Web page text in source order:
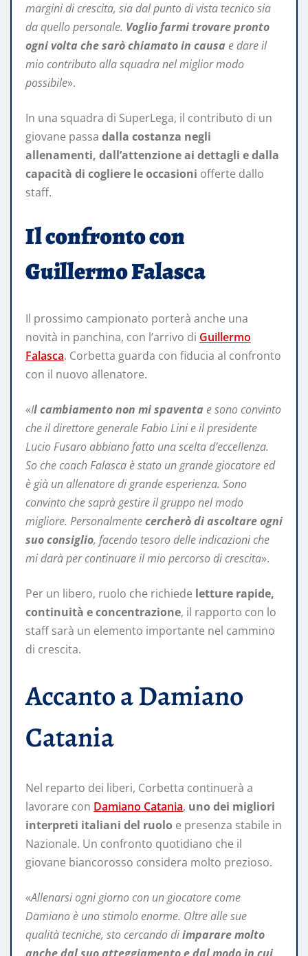
margini di crescita, sia dal punto di vista tecnico sia
da quello personale. Voglio farmi trovare pronto
ogni volta che sarò chiamato in causa e dare il
mio contributo alla squadra nel miglior modo
possibile».
In una squadra di SuperLega, il contributo di un
giovane passa dalla costanza negli
allenamenti, dall’attenzione ai dettagli e dalla
capacità di cogliere le occasioni offerte dallo
staff.
Il confronto con
Guillermo Falasca
Il prossimo campionato porterà anche una
novità in panchina, con l’arrivo di Guillermo
Falasca. Corbetta guarda con fiducia al confronto
con il nuovo allenatore.
«Il cambiamento non mi spaventa e sono convinto
che il direttore generale Fabio Lini e il presidente
Lucio Fusaro abbiano fatto una scelta d’eccellenza.
So che coach Falasca è stato un grande giocatore ed
è già un allenatore di grande esperienza. Sono
convinto che saprà gestire il gruppo nel modo
migliore. Personalmentecercherò di ascoltare ogni
suo consiglio, facendo tesoro delle indicazioni che
mi darà per continuare il mio percorso di crescita».
Per un libero, ruolo che richiede letture rapide,
continuità e concentrazione, il rapporto con lo
staff sarà un elemento importante nel cammino
di crescita.
Accanto a Damiano
Catania
Nel reparto dei liberi, Corbetta continuerà a
lavorare con Damiano Catania, uno dei migliori
interpreti italiani del ruolo e presenza stabile in
Nazionale. Un confronto quotidiano che il
giovane biancorosso considera molto prezioso.
«Allenarsi ogni giorno con un giocatore come
Damiano è uno stimolo enorme. Oltre alle sue
qualità tecniche, sto cercando diimparare molto